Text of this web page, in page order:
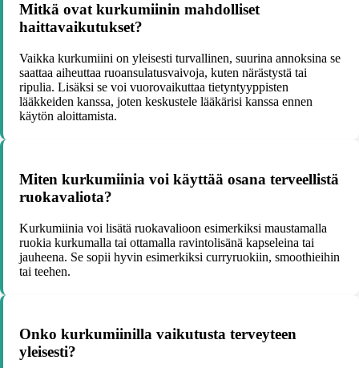
Mitkä ovat kurkumiinin mahdolliset
haittavaikutukset?
Vaikka kurkumiini on yleisesti turvallinen, suurina annoksina se
saattaa aiheuttaa ruoansulatusvaivoja, kuten närästystä tai
ripulia. Lisäksi se voi vuorovaikuttaa tietyntyyppisten
lääkkeiden kanssa, joten keskustele lääkärisi kanssa ennen
käytön aloittamista.
Miten kurkumiinia voi käyttää osana terveellistä
ruokavaliota?
Kurkumiinia voi lisätä ruokavalioon esimerkiksi maustamalla
ruokia kurkumalla tai ottamalla ravintolisänä kapseleina tai
jauheena. Se sopii hyvin esimerkiksi curryruokiin, smoothieihin
tai teehen.
Onko kurkumiinilla vaikutusta terveyteen
yleisesti?